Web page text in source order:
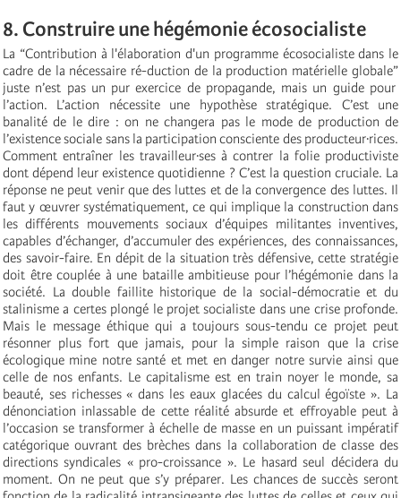
8. Construire une hégémonie écosocialiste
La “Contribution à l'élaboration d'un programme écosocialiste dans le
cadre de la nécessaire ré-duction de la production matérielle globale”
juste n’est pas un pur exercice de propagande, mais un guide pour
l’action. L’action nécessite une hypothèse stratégique. C’est une
banalité de le dire : on ne changera pas le mode de production de
l’existence sociale sans la participation consciente des producteur·rices.
Comment entraîner les travailleur·ses à contrer la folie productiviste
dont dépend leur existence quotidienne ? C’est la question cruciale. La
réponse ne peut venir que des luttes et de la convergence des luttes. Il
faut y œuvrer systématiquement, ce qui implique la construction dans
les différents mouvements sociaux d’équipes militantes inventives,
capables d’échanger, d’accumuler des expériences, des connaissances,
des savoir-faire. En dépit de la situation très défensive, cette stratégie
doit être couplée à une bataille ambitieuse pour l’hégémonie dans la
société. La double faillite historique de la social-démocratie et du
stalinisme a certes plongé le projet socialiste dans une crise profonde.
Mais le message éthique qui a toujours sous-tendu ce projet peut
résonner plus fort que jamais, pour la simple raison que la crise
écologique mine notre santé et met en danger notre survie ainsi que
celle de nos enfants. Le capitalisme est en train noyer le monde, sa
beauté, ses richesses « dans les eaux glacées du calcul égoïste ». La
dénonciation inlassable de cette réalité absurde et effroyable peut à
l’occasion se transformer à échelle de masse en un puissant impératif
catégorique ouvrant des brèches dans la collaboration de classe des
directions syndicales « pro-croissance ». Le hasard seul décidera du
moment. On ne peut que s’y préparer. Les chances de succès seront